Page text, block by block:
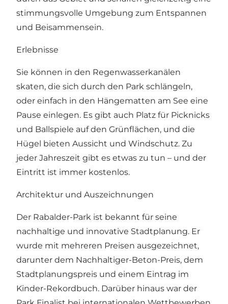
stimmungsvolle Umgebung zum Entspannen
und Beisammensein.
Erlebnisse
Sie können in den Regenwasserkanälen
skaten, die sich durch den Park schlängeln,
oder einfach in den Hängematten am See eine
Pause einlegen. Es gibt auch Platz für Picknicks
und Ballspiele auf den Grünflächen, und die
Hügel bieten Aussicht und Windschutz. Zu
jeder Jahreszeit gibt es etwas zu tun – und der
Eintritt ist immer kostenlos.
Architektur und Auszeichnungen
Der Rabalder-Park ist bekannt für seine
nachhaltige und innovative Stadtplanung. Er
wurde mit mehreren Preisen ausgezeichnet,
darunter dem Nachhaltiger-Beton-Preis, dem
Stadtplanungspreis und einem Eintrag im
Kinder-Rekordbuch. Darüber hinaus war der